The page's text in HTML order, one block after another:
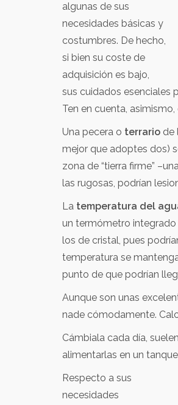
algunas de sus
necesidades básicas y
costumbres. De hecho,
si bien su coste de
adquisición es bajo,
sus cuidados esenciales
Ten en cuenta,
Una pecera o terrario de
mejor que adoptes dos)
zona de “tierra firme”
las rugosas, podrían
La temperatura del
un termómetro integrado
los de cristal, pues
temperatura se
punto de que podrían
Aunque son unas
nade cómodamente.
Cámbiala cada día,
alimentarlas en un
Respecto a sus
necesidades